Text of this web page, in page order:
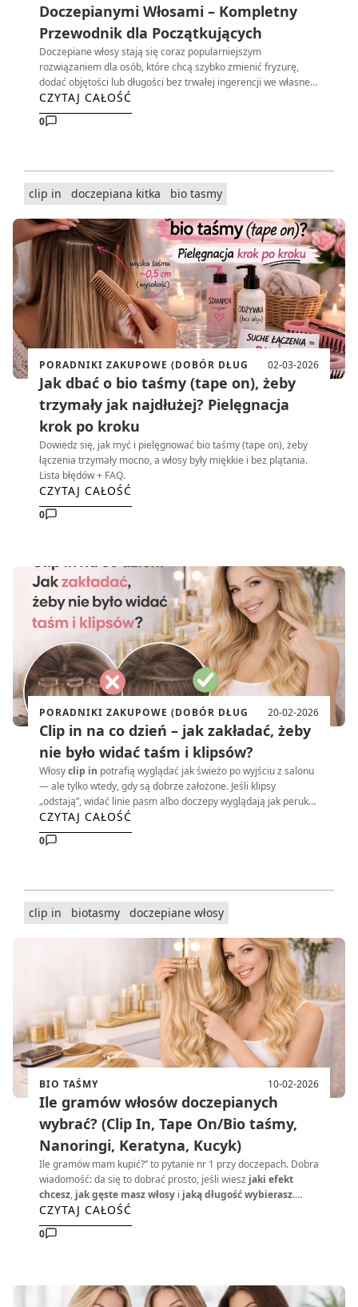
Doczepianymi Włosami – Kompletny
Przewodnik dla Początkujących
Doczepiane włosy stają się coraz popularniejszym
rozwiązaniem dla osób, które chcą szybko zmienić fryzurę,
dodać objętości lub długości bez trwałej ingerencji we własne
włosy. Dzięki nowoczesnym technologiom oraz wysokiej
jakości materiałom,doczepiane włosy
naturalnie i być wygodne w codziennym użytkowaniu.
CZYTAJ CAŁOŚĆ
0
clip in doczepiana kitka bio tasmy
PORADNIKI ZAKUPOWE (DOBÓR DŁUG 02-03-2026
Jak dbać o bio taśmy (tape on), żeby
trzymały jak najdłużej? Pielęgnacja
krok po kroku
Dowiedz się, jak myć i pielęgnować bio taśmy (tape on), żeby
łączenia trzymały mocno, a włosy były miękkie i bez plątania.
Lista błędów + FAQ.
CZYTAJ CAŁOŚĆ
0
PORADNIKI ZAKUPOWE (DOBÓR DŁUG 20-02-2026
Clip in na co dzień – jak zakładać, żeby
nie było widać taśm i klipsów?
Włosyclip in potrafią wyglądać jak świeżo po wyjściu z salonu
— ale tylko wtedy, gdy są dobrze założone. Jeśli klipsy
„odstają”, widać linie pasm albo doczepy wyglądają jak peruka,
przyczyna zwykle jest prosta:
przygotowania włosów lub zbyt ciężki zestaw do Twojej
gęstości
CZYTAJ CAŁOŚĆ
0
clip in biotasmy doczepiane włosy
BIO TAŚMY 10-02-2026
Ile gramów włosów doczepianych
wybrać? (Clip In, Tape On/Bio taśmy,
Nanoringi, Keratyna, Kucyk)
Ile gramów mam kupić?” to pytanie nr 1 przy doczepach. Dobra
wiadomość: da się to dobrać prosto, jeśli wiesz jaki efekt
chcesz, jak gęste masz włosyi jaką długość wybierasz.
Poniżej masz szybkie widełki, przykłady i checklistę, żeby kupić
raz a dobrze.
CZYTAJ CAŁOŚĆ
0